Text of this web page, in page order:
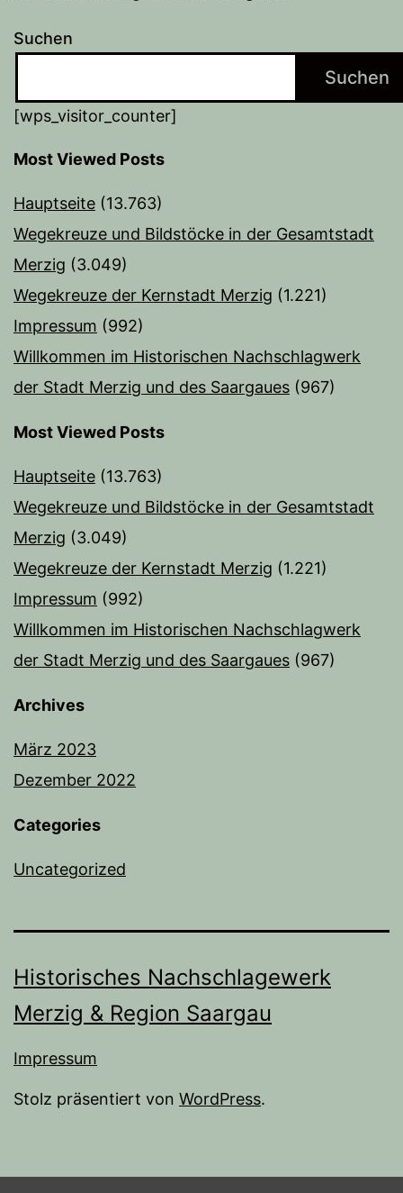
Suchen
Suchen
[wps_visitor_counter]
Most Viewed Posts
Hauptseite (13.763)
Wegekreuze und Bildstöcke in der Gesamtstadt
Merzig (3.049)
Wegekreuze der Kernstadt Merzig (1.221)
Impressum (992)
Willkommen im Historischen Nachschlagwerk
der Stadt Merzig und des Saargaues (967)
Most Viewed Posts
Hauptseite (13.763)
Wegekreuze und Bildstöcke in der Gesamtstadt
Merzig (3.049)
Wegekreuze der Kernstadt Merzig (1.221)
Impressum (992)
Willkommen im Historischen Nachschlagwerk
der Stadt Merzig und des Saargaues (967)
Archives
März 2023
Dezember 2022
Categories
Uncategorized
Historisches Nachschlagewerk
Merzig & Region Saargau
Impressum
Stolz präsentiert von WordPress.